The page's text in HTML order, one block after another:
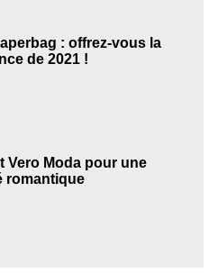
: offrez-vous la
de 2021 !
Vero Moda pour une
romantique